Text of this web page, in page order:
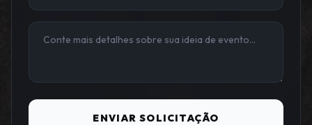
ENVIAR SOLICITAÇÃO